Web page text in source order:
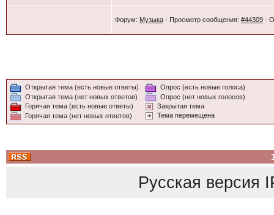
Конкурсанты
быстрее. Потому
Адамов,
«Не совсем
нормально, а
очень.
него немножко
Форум: Музыка· Просмотр сообщения: #44309·
Открытая тема (есть новые ответы)
Открытая тема (нет новых ответов)
Горячая тема (есть новые ответы)
Горячая тема (нет новых ответов)
Опрос (есть новые голоса)
Опрос (нет новых голосов)
Закрытая тема
Тема перемещена
Русская версия